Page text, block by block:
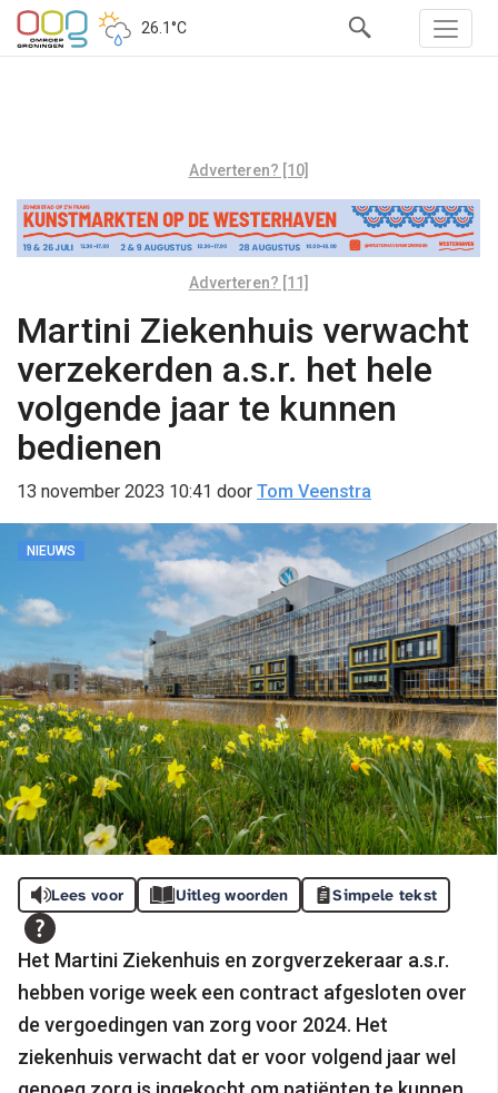
26.1°C
Adverteren? [10]
Adverteren? [11]
Martini Ziekenhuis verwacht
verzekerden a.s.r. het hele
volgende jaar te kunnen
bedienen
13 november 2023 10:41 door Tom Veenstra
NIEUWS
Lees voor Uitleg woorden Simpele tekst
Het Martini Ziekenhuis en zorgverzekeraar a.s.r.
hebben vorige week een contract afgesloten over
de vergoedingen van zorg voor 2024. Het
ziekenhuis verwacht dat er voor volgend jaar wel